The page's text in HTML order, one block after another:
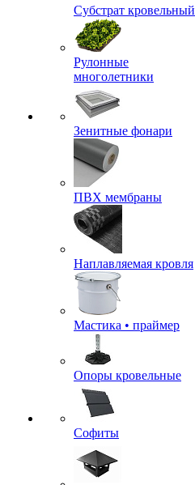
Субстрат кровельный
Рулонные
многолетники
Зенитные фонари
ПВХ мембраны
Наплавляемая кровля
Мастика • праймер
Опоры кровельные
Софиты